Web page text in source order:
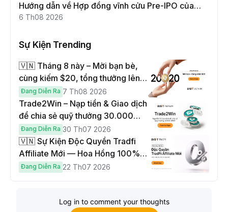
Hướng dẫn về Hợp đồng vĩnh cửu Pre-IPO của
Moonshot AI
6 Th08 2026
Sự Kiện Trending
🇻🇳 Tháng 8 này – Mời bạn bè,
cùng kiếm $20, tổng thưởng lên
đến $1,000
Đang Diễn Ra 7 Th08 2026
Trade2Win – Nạp tiền & Giao dịch
để chia sẻ quỹ thưởng 30.000
USDT
Đang Diễn Ra 30 Th07 2026
🇻🇳 Sự Kiện Độc Quyền Tradfi
Affiliate Mới — Hoa Hồng 100% &
Hoàn Phí Qua Đêm
Đang Diễn Ra 22 Th07 2026
Log in to comment your thoughts